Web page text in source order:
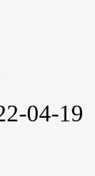
04-19